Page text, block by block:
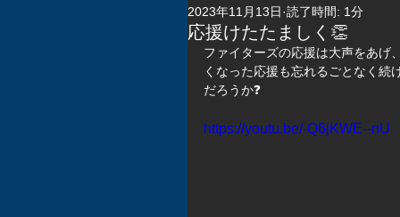
応援けたたましく👏
2023年11月13日 読了時間: 1分
ファイターズの応援は大声をあげ
くなった応援も忘れるごとなく
だろうか❓
https://youtu.be/-Q6jKWE--nU